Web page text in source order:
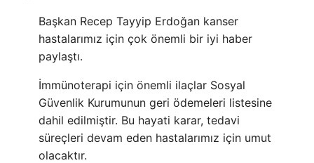
Başkan Recep Tayyip Erdoğan kanser
hastalarımız için çok önemli bir iyi haber
paylaştı.
İmmünoterapi için önemli ilaçlar Sosyal
Güvenlik Kurumunun geri ödemeleri listesine
dahil edilmiştir. Bu hayati karar, tedavi
süreçleri devam eden hastalarımız için umut
olacaktır.